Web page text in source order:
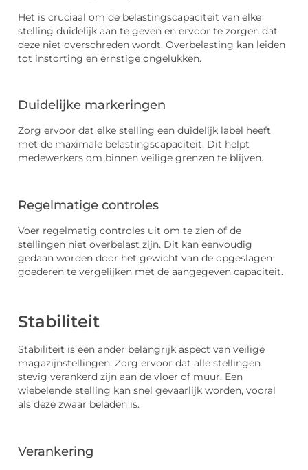
Het is cruciaal om de belastingscapaciteit van elke
stelling duidelijk aan te geven en ervoor te zorgen dat
deze niet overschreden wordt. Overbelasting kan leiden
tot instorting en ernstige ongelukken.
Duidelijke markeringen
Zorg ervoor dat elke stelling een duidelijk label heeft
met de maximale belastingscapaciteit. Dit helpt
medewerkers om binnen veilige grenzen te blijven.
Regelmatige controles
Voer regelmatig controles uit om te zien of de
stellingen niet overbelast zijn. Dit kan eenvoudig
gedaan worden door het gewicht van de opgeslagen
goederen te vergelijken met de aangegeven capaciteit.
Stabiliteit
Stabiliteit is een ander belangrijk aspect van veilige
magazijnstellingen. Zorg ervoor dat alle stellingen
stevig verankerd zijn aan de vloer of muur. Een
wiebelende stelling kan snel gevaarlijk worden, vooral
als deze zwaar beladen is.
Verankering